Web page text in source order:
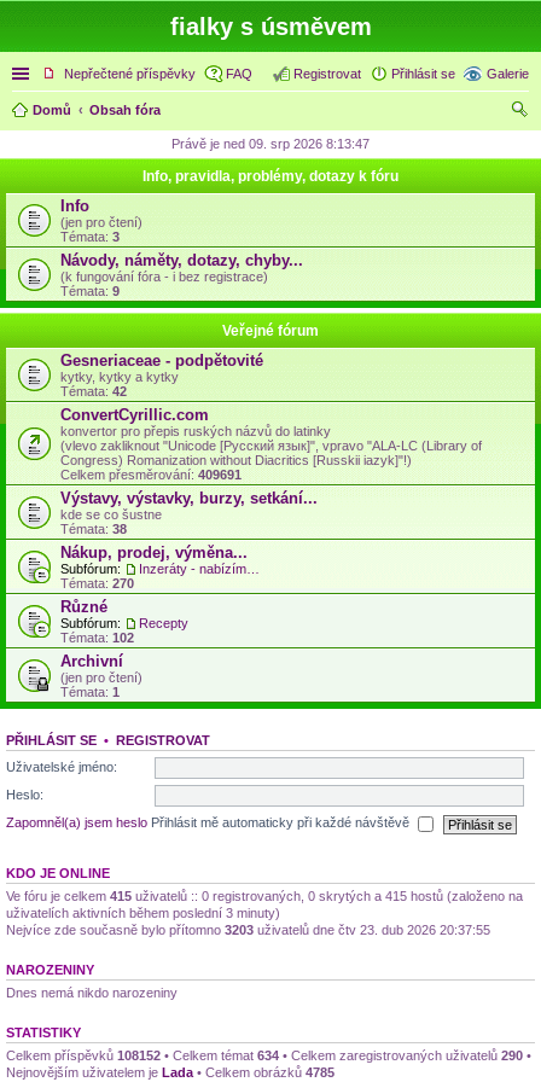
fialky s úsměvem
Rychlé odkazy
Nepřečtené příspěvky Galerie
FAQ Přihlásit se
Registrovat
Domů
Obsah fóra
Právě je ned 09. srp 2026 8:13:47
Info, pravidla, problémy, dotazy k fóru
Info
(jen pro čtení)
Témata: 3
Návody, náměty, dotazy, chyby...
(k fungování fóra - i bez registrace)
Témata: 9
Veřejné fórum
Gesneriaceae - podpětovité
kytky, kytky a kytky
Témata: 42
ConvertCyrillic.com
konvertor pro přepis ruských názvů do latinky
(vlevo zakliknout "Unicode [Русский язык]", vpravo "ALA-LC (Library of
Congress) Romanization without Diacritics [Russkii iazyk]"!)
Celkem přesměrování:409691
Výstavy, výstavky, burzy, setkání...
kde se co šustne
Témata: 38
Nákup, prodej, výměna...
Subfórum:
Témata: 270
Různé
Subfórum:
Recepty
Témata: 102
Archivní
(jen pro čtení)
Témata: 1
PŘIHLÁSIT SE • REGISTROVAT
Uživatelské jméno:
Heslo:
Zapomněl(a) jsem heslo Přihlásit mě automaticky při každé návštěvě
KDO JE ONLINE
Ve fóru je celkem 415 uživatelů :: 0 registrovaných, 0 skrytých a 415 hostů (založeno na
uživatelích aktivních během poslední 3 minuty)
Nejvíce zde současně bylo přítomno 3203 uživatelů dne čtv 23. dub 2026 20:37:55
NAROZENINY
Dnes nemá nikdo narozeniny
STATISTIKY
Celkem příspěvků 108152 • Celkem témat 634 • Celkem zaregistrovaných uživatelů 290 •
Nejnovějším uživatelem je Lada • Celkem obrázků 4785